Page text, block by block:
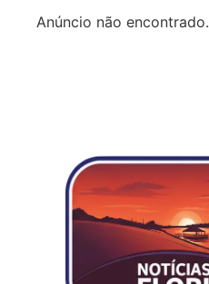
Anúncio não encontrado.